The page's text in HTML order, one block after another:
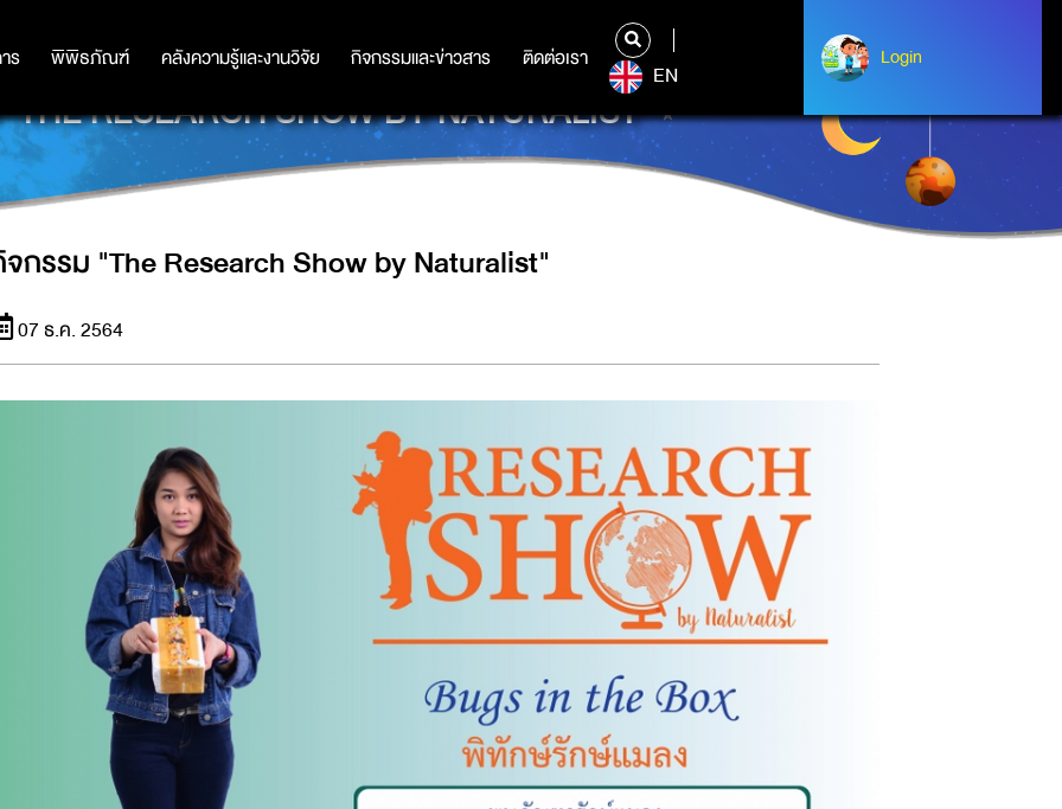
ร พิพิธภัณฑ์ คลังความรู้และงานวิจัย กิจกรรมและข่าวสาร ติดต่อเรา
ร พิพิธภัณฑ์ คลังความรู้และงานวิจัย กิจกรรมและข่าวสาร ติดต่อเรา
EN
Login
Login
RESEARCH SHOW BY NATURALIST"
กรรม "The Research Show by Naturalist"
07 ธ.ค. 2564